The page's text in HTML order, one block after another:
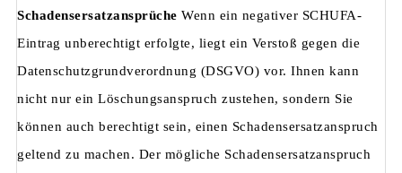
Schadensersatzansprüche Wenn ein negativer SCHUFA-
Eintrag unberechtigt erfolgte, liegt ein Verstoß gegen die
Datenschutzgrundverordnung (DSGVO) vor. Ihnen kann
nicht nur ein Löschungsanspruch zustehen, sondern Sie
können auch berechtigt sein, einen Schadensersatzanspruch
geltend zu machen. Der mögliche Schadensersatzanspruch